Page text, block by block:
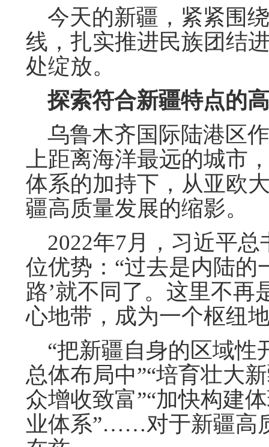
今天的新疆，紧紧围
线，扎实推进民族团结
处绽放。
探索符合新疆特点的
乌鲁木齐国际陆港区
上距离海洋最远的城市
体系的加持下，从亚欧
疆高质量发展的缩影。
2022年7月，习近平总
位优势：“过去是内陆的
路’就不同了。这里不再
心地带，成为一个枢纽
“把新疆自身的区域性
总体布局中”“培育壮大
众增收致富”“加快构建
业体系”……对于新疆高